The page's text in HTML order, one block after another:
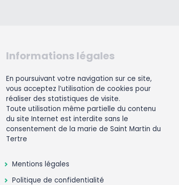
Informations légales
En poursuivant votre navigation sur ce site,
vous acceptez l’utilisation de cookies pour
réaliser des statistiques de visite.
Toute utilisation même partielle du contenu
du site Internet est interdite sans le
consentement de la marie de Saint Martin du
Tertre
Mentions légales
Politique de confidentialité